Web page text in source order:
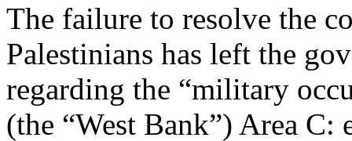
The failure to resolve the
Palestinians has left the
regarding the “military
(the “West Bank”) Area C: